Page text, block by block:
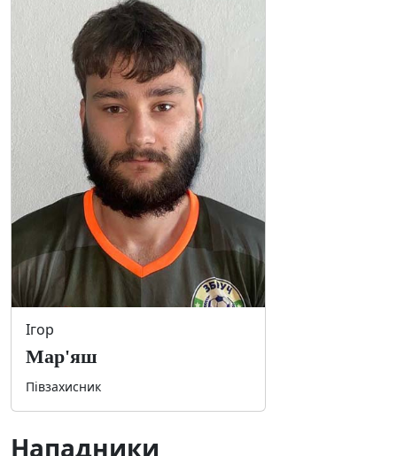
Ігор
Мар'яш
Півзахисник
Нападники